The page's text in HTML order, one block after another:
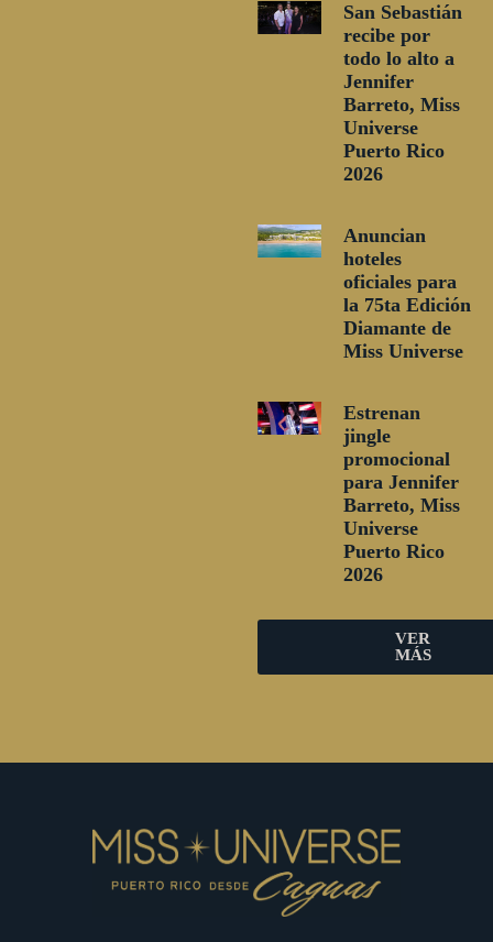
San Sebastián
recibe por
todo lo alto a
Jennifer
Barreto, Miss
Universe
Puerto Rico
2026
Anuncian
hoteles
oficiales para
la 75ta Edición
Diamante de
Miss Universe
Estrenan
jingle
promocional
para Jennifer
Barreto, Miss
Universe
Puerto Rico
2026
VER
MÁS